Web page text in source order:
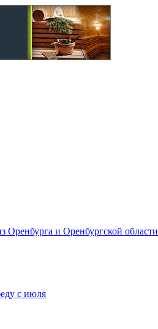
Оренбурга и Оренбургской области
с июля